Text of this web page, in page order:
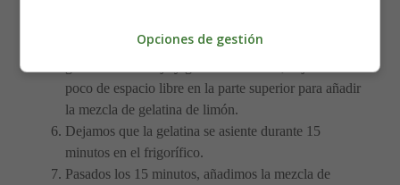
Llenamos los moldes para golosinas con la mezcla de
poco de espacio libre en la parte superior para añadir
la mezcla de gelatina de limón.
Dejamos que la gelatina se asiente durante 15
minutos en el frigorífico.
Pasados los 15 minutos, añadimos la mezcla de
Opciones de gestión